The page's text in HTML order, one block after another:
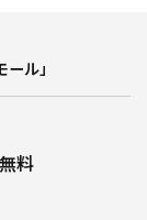
ル」
料